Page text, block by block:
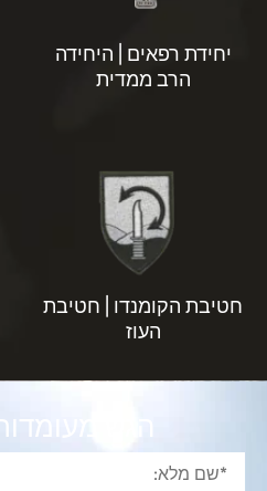
יחידת רפאים | היחידה
הרב ממדית
חטיבת הקומנדו | חטיבת
העוז
הגש